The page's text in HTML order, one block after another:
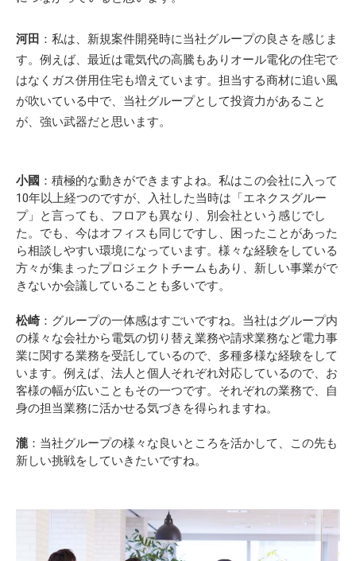
河田 ：私は、新規案件開発時に当社グループの良さを感じま
す。例えば、最近は電気代の高騰もありオール電化の住宅で
はなくガス併用住宅も増えています。担当する商材に追い風
が吹いている中で、当社グループとして投資力があること
が、強い武器だと思います。
小國 ：積極的な動きができますよね。私はこの会社に入って
10年以上経つのですが、入社した当時は「エネクスグルー
プ」と言っても、フロアも異なり、別会社という感じでし
た。でも、今はオフィスも同じですし、困ったことがあった
ら相談しやすい環境になっています。様々な経験をしている
方々が集まったプロジェクトチームもあり、新しい事業がで
きないか会議していることも多いです。
松崎：グループの一体感はすごいですね。当社はグループ内
の様々な会社から電気の切り替え業務や請求業務など電力事
業に関する業務を受託しているので、多種多様な経験をして
います。例えば、法人と個人それぞれ対応しているので、お
客様の幅が広いこともその一つです。それぞれの業務で、自
身の担当業務に活かせる気づきを得られますね。
瀧 ：当社グループの様々な良いところを活かして、この先も
新しい挑戦をしていきたいですね。